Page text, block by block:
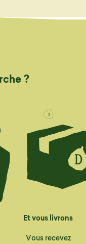
?
Et vous livrons
Vous recevez